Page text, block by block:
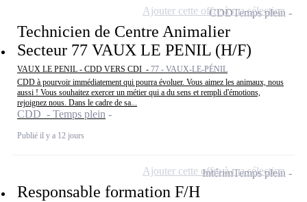
Technicien de Centre Animalier
Secteur 77 VAUX LE PENIL (H/F)
VAUX LE PENIL - CDD VERS CDI - 77 - VAUX-LE-PÉNIL
CDD à pourvoir immédiatement qui pourra évoluer. Vous aimez les animaux, nous
aussi ! Vous souhaitez exercer un métier qui a du sens et rempli d'émotions,
rejoignez nous. Dans le cadre de sa...
CDD - Temps plein
Publié il y a 12 jours
CDDTemps plein
Ajouter cette offre à ma sélection
Responsable formation F/H
IntérimTemps plein
Ajouter cette offre à ma sélection